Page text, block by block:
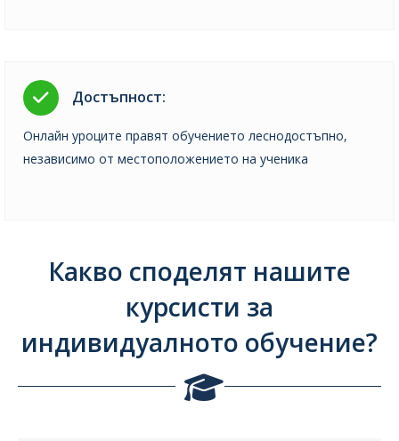
Достъпност:
Онлайн уроците правят обучението леснодостъпно,
независимо от местоположението на ученика
Какво споделят нашите
курсисти за
индивидуалното обучение?